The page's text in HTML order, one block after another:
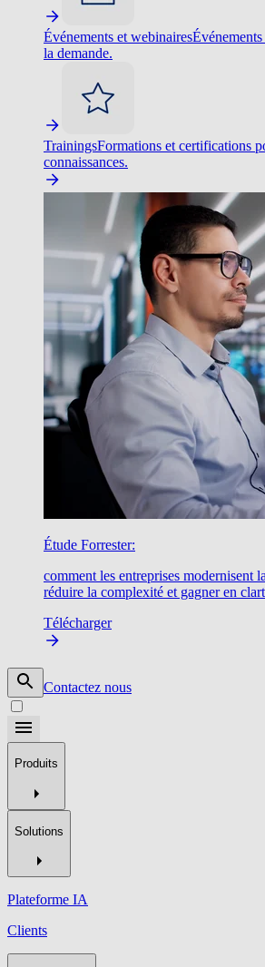
Événements et webinaires
la demande.
TrainingsFormations et certifications
connaissances.
Étude Forrester:
comment les entreprises modernisent
réduire la complexité et gagner en
Télécharger
Contactez nous
Produits
Solutions
Plateforme IA
Clients